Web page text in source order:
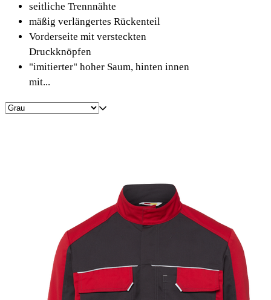
seitliche Trennnähte
mäßig verlängertes Rückenteil
Vorderseite mit versteckten
Druckknöpfen
"imitierter" hoher Saum, hinten innen
mit...